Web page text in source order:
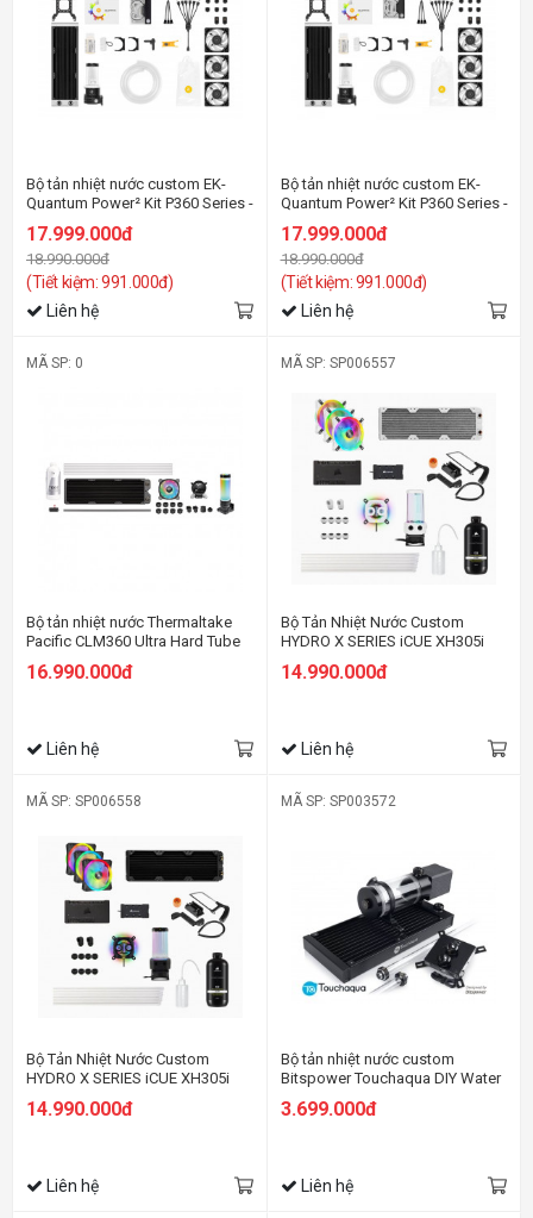
Bộ tản nhiệt nước custom EK-
Quantum Power² Kit P360 Series -
AMD AM5
17.999.000đ
18.990.000đ
(Tiết kiệm: 991.000đ)
Liên hệ
Bộ tản nhiệt nước custom EK-
Quantum Power² Kit P360 Series -
Intel 1700
17.999.000đ
18.990.000đ
(Tiết kiệm: 991.000đ)
Liên hệ
MÃ SP: 0
Bộ tản nhiệt nước Thermaltake
Pacific CLM360 Ultra Hard Tube
16.990.000đ
Liên hệ
MÃ SP: SP006557
Bộ Tản Nhiệt Nước Custom
HYDRO X SERIES iCUE XH305i
White
14.990.000đ
Liên hệ
MÃ SP: SP006558
Bộ Tản Nhiệt Nước Custom
HYDRO X SERIES iCUE XH305i
RGB PRO Custom Cooling Kit —
Black
14.990.000đ
Liên hệ
MÃ SP: SP003572
Bộ tản nhiệt nước custom
Bitspower Touchaqua DIY Water
Cooling Set Hard Tube 14 RGB
3.699.000đ
Liên hệ